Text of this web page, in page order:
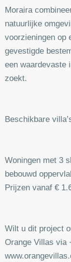
Moraira
natuurlijke
voorzieningen op
gevestigde
een waardevaste
zoekt.
Beschikbare
Woningen met 3
bebouwd
Prijzen vanaf €
Wilt u dit project
Orange Villas via